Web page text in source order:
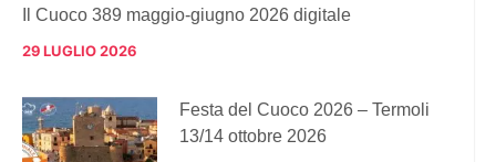
Il Cuoco 389 maggio-giugno 2026 digitale
29 LUGLIO 2026
Festa del Cuoco 2026 – Termoli
13/14 ottobre 2026